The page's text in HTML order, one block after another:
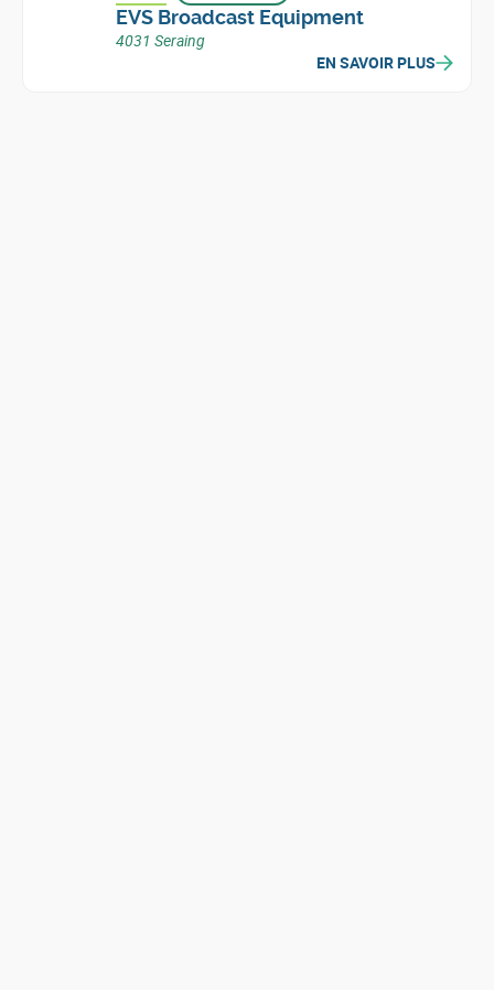
EVS Broadcast Equipment
4031 Seraing
EN SAVOIR PLUS